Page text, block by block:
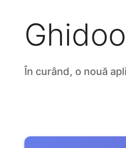
În curând, o nouă